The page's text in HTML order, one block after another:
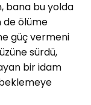
bana bu yolda
de ölüme
güç vermeni
sürdü,
bir idam